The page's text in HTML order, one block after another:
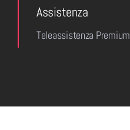
Assistenza
Teleassistenza Premium